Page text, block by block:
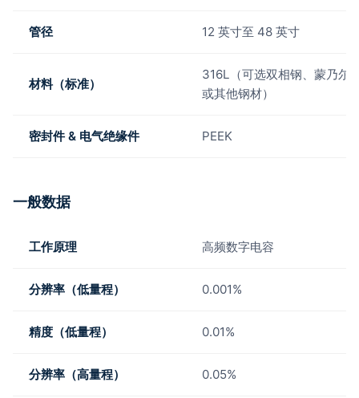
管径 12 英寸至 48 英寸
材料（标准）
316L（可选双相钢、蒙乃尔
或其他钢材）
密封件 & 电气绝缘件 PEEK
一般数据
工作原理 高频数字电容
分辨率（低量程） 0.001%
精度（低量程） 0.01%
分辨率（高量程） 0.05%